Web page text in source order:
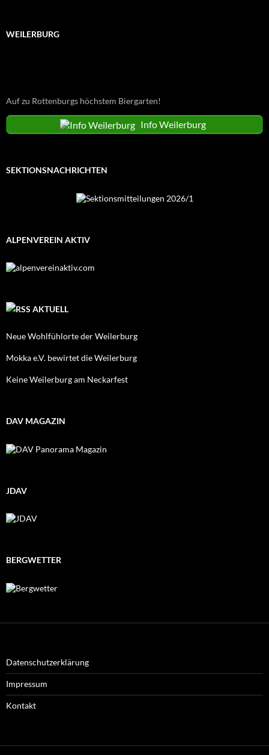
WEILERBURG
Auf zu Rottenburgs höchstem Biergarten!
Info Weilerburg
SEKTIONSNACHRICHTEN
ALPENVEREIN AKTIV
AKTUELL
Neue Wohlfühlorte der Weilerburg
Mokka e.V. bewirtet die Weilerburg
Keine Weilerburg am Neckarfest
DAV MAGAZIN
JDAV
BERGWETTER
Datenschutzerklärung
Impressum
Kontakt